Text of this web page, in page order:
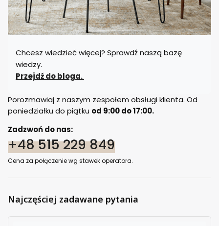
Chcesz wiedzieć więcej? Sprawdź naszą bazę
wiedzy.
Przejdź do bloga.
Porozmawiaj z naszym zespołem obsługi klienta. Od
poniedziałku do piątku od 9:00 do 17:00.
Zadzwoń do nas:
+48 515 229 849
Cena za połączenie wg stawek operatora.
Najczęściej zadawane pytania